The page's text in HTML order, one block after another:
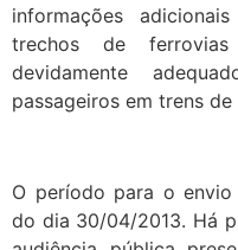
informações
trechos de
devidamente
passageiros em trens
O período para o
do dia 30/04/2013. Há